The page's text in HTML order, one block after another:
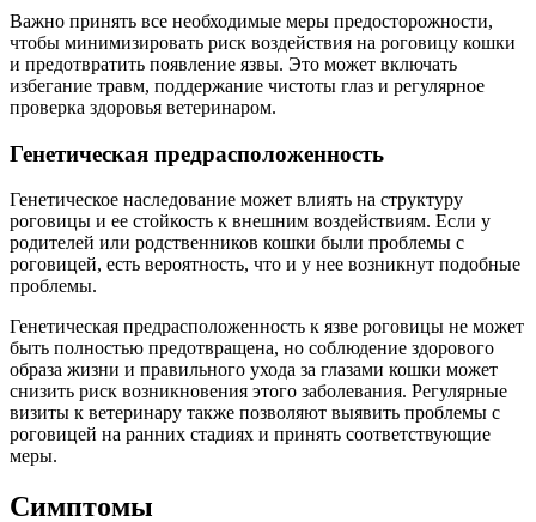
Важно принять все необходимые меры предосторожности,
чтобы минимизировать риск воздействия на роговицу кошки
и предотвратить появление язвы. Это может включать
избегание травм, поддержание чистоты глаз и регулярное
проверка здоровья ветеринаром.
Генетическая предрасположенность
Генетическое наследование может влиять на структуру
роговицы и ее стойкость к внешним воздействиям. Если у
родителей или родственников кошки были проблемы с
роговицей, есть вероятность, что и у нее возникнут подобные
проблемы.
Генетическая предрасположенность к язве роговицы не может
быть полностью предотвращена, но соблюдение здорового
образа жизни и правильного ухода за глазами кошки может
снизить риск возникновения этого заболевания. Регулярные
визиты к ветеринару также позволяют выявить проблемы с
роговицей на ранних стадиях и принять соответствующие
меры.
Симптомы